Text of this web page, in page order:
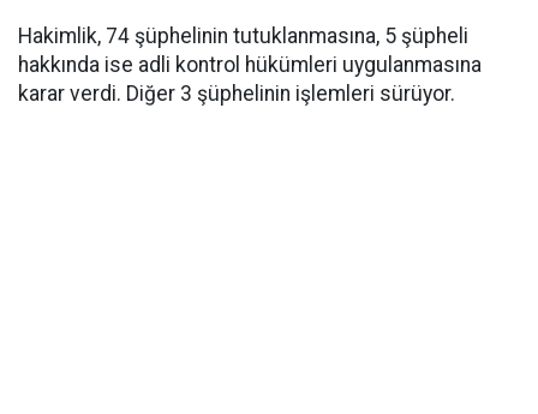
Hakimlik, 74 şüphelinin tutuklanmasına, 5 şüpheli
hakkında ise adli kontrol hükümleri uygulanmasına
karar verdi. Diğer 3 şüphelinin işlemleri sürüyor.